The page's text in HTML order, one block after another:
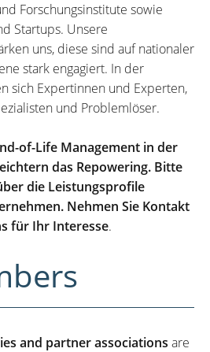
Forschungsinstitute sowie
Startups. Unsere
uns, diese sind auf nationaler
stark engagiert. In der
sich Expertinnen und Experten,
und Problemlöser.
of-Life Management in der
das Repowering. Bitte
die Leistungsprofile
Nehmen Sie Kontakt
für Ihr Interesse.
and partner associations are